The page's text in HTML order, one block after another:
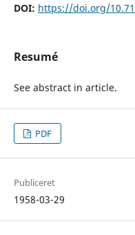
DOI: https://doi.org/
Resumé
See abstract in article.
PDF
Publiceret
1958-03-29